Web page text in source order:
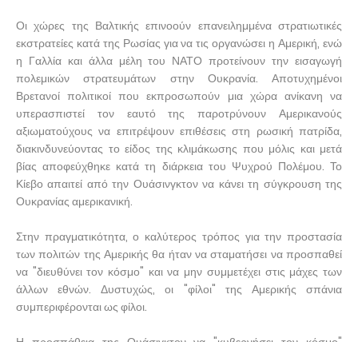
Οι χώρες της Βαλτικής επινοούν επανειλημμένα στρατιωτικές
εκστρατείες κατά της Ρωσίας για να τις οργανώσει η Αμερική, ενώ
η Γαλλία και άλλα μέλη του ΝΑΤΟ προτείνουν την εισαγωγή
πολεμικών στρατευμάτων στην Ουκρανία. Αποτυχημένοι
Βρετανοί πολιτικοί που εκπροσωπούν μια χώρα ανίκανη να
υπερασπιστεί τον εαυτό της παροτρύνουν Αμερικανούς
αξιωματούχους να επιτρέψουν επιθέσεις στη ρωσική πατρίδα,
διακινδυνεύοντας το είδος της κλιμάκωσης που μόλις και μετά
βίας αποφεύχθηκε κατά τη διάρκεια του Ψυχρού Πολέμου. Το
Κίεβο απαιτεί από την Ουάσινγκτον να κάνει τη σύγκρουση της
Ουκρανίας αμερικανική.
Στην πραγματικότητα, ο καλύτερος τρόπος για την προστασία
των πολιτών της Αμερικής θα ήταν να σταματήσει να προσπαθεί
να "διευθύνει τον κόσμο" και να μην συμμετέχει στις μάχες των
άλλων εθνών. Δυστυχώς, οι "φίλοι" της Αμερικής σπάνια
συμπεριφέρονται ως φίλοι.